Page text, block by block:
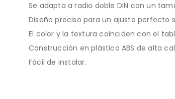
Se adapta a radio doble DIN con un
Diseño preciso para un ajuste perfecto
El color y la textura coinciden con el
Construcción en plástico ABS de alta
Fácil de instalar.